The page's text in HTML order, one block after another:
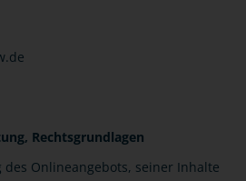
Rechtsgrundlagen
Onlineangebots, seiner Inhalte